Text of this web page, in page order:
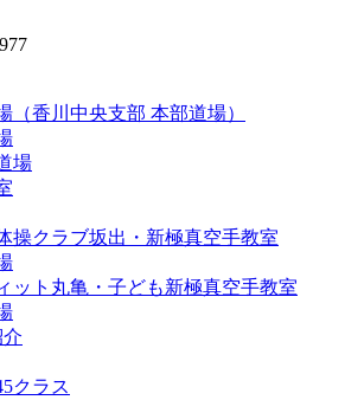
（香川中央支部 本部道場）
場
操クラブ坂出・新極真空手教室
ット丸亀・子ども新極真空手教室
クラス